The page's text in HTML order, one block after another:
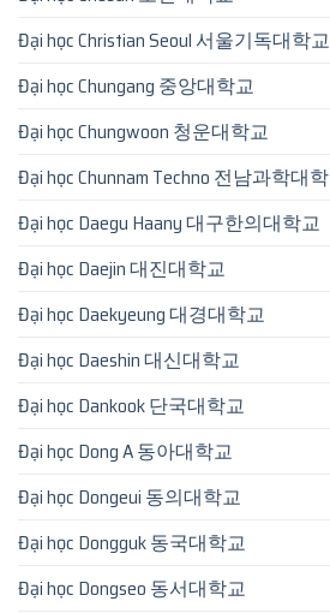
Đại học Christian Seoul 서울기독대학교
Đại học Chungang 중앙대학교
Đại học Chungwoon 청운대학교
Đại học Chunnam Techno 전남과학대학
Đại học Daegu Haany 대구한의대학교
Đại học Daejin 대진대학교
Đại học Daekyeung 대경대학교
Đại học Daeshin 대신대학교
Đại học Dankook 단국대학교
Đại học Dong A 동아대학교
Đại học Dongeui 동의대학교
Đại học Dongguk 동국대학교
Đại học Dongseo 동서대학교